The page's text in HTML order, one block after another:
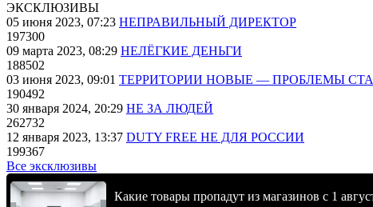
ЭКСКЛЮЗИВЫ
05 июня 2023, 07:23 НЕПРАВИЛЬНЫЙ ДИРЕКТОР
197300
09 марта 2023, 08:29 НЕЛЁГКИЕ ДЕНЬГИ
188502
03 июня 2023, 09:01 ТЕРРИТОРИИ НОВЫЕ — ПРОБЛЕМЫ
190492
30 января 2024, 20:29 НЕ ЗА ЛЮДЕЙ
262732
12 января 2023, 13:37 DUTY FREE НЕ ДЛЯ РОССИИ
199367
Все эксклюзивы
Какие товары пропадут из магазинов с 1